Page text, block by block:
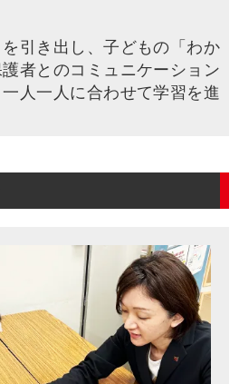
引き出し、子どもの「わか
者とのコミュニケーション
人一人に合わせて学習を進